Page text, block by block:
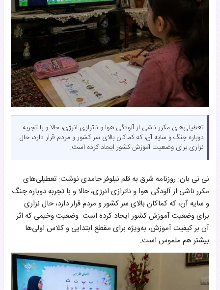
تعطیلی‌های مکرر ناشی از آلودگی هوا و ناترازی انرژی، حالا و با تجربه
دوباره جنگ و سایه آن، که کماکان بالای سر کشور و مردم قرار دارد، حال
نزاری برای وضعیت آموزش کشور ایجاد کرده است.
نی نی بان: روزنامه شرق به قلم نیلوفر حامدی نوشت: تعطیلی‌های
مکرر ناشی از آلودگی هوا و ناترازی انرژی، حالا و با تجربه دوباره جنگ
و سایه آن، که کماکان بالای سر کشور و مردم قرار دارد، حال نزاری
برای وضعیت آموزش کشور ایجاد کرده است. وضعیت وخیمی که اثر
آن بر کیفیت آموزش، به‌ویژه برای مقطع ابتدایی و کلاس اولی‌ها
بیشتر هم ملموس است.